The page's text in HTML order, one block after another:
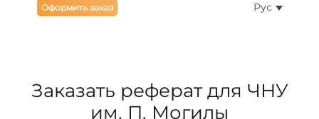
Оформить заказ Рус
Заказать реферат для ЧНУ
им. П. Могилы